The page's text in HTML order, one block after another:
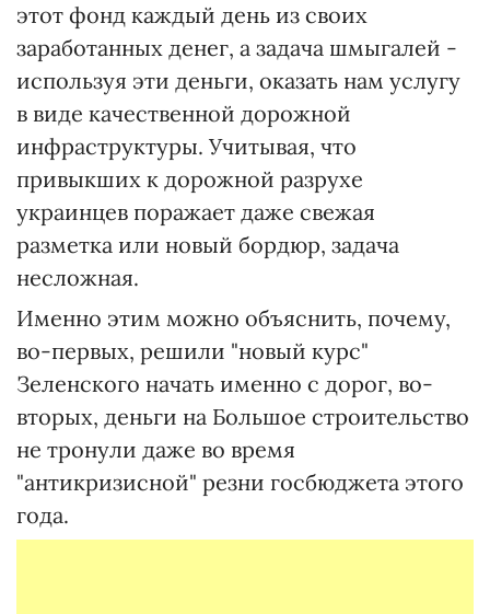
этот фонд каждый день из своих
заработанных денег, а задача шмыгалей -
используя эти деньги, оказать нам услугу
в виде качественной дорожной
инфраструктуры. Учитывая, что
привыкших к дорожной разрухе
украинцев поражает даже свежая
разметка или новый бордюр, задача
несложная.
Именно этим можно объяснить, почему,
во-первых, решили "новый курс"
Зеленского начать именно с дорог, во-
вторых, деньги на Большое строительство
не тронули даже во время
"антикризисной" резни госбюджета этого
года.